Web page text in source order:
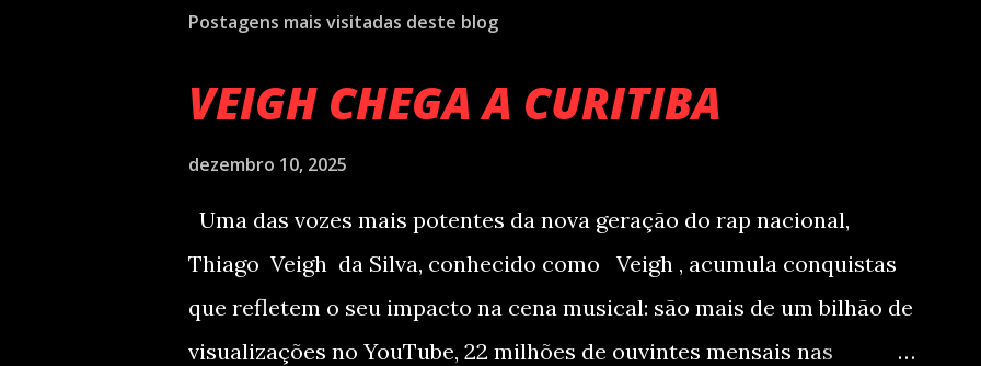
Postagens mais visitadas deste blog
VEIGH CHEGA A CURITIBA
dezembro 10, 2025
Uma das vozes mais potentes da nova geração do rap nacional,
Thiago Veigh da Silva, conhecido como Veigh , acumula conquistas
que refletem o seu impacto na cena musical: são mais de um bilhão de
visualizações no YouTube, 22 milhões de ouvintes mensais nas